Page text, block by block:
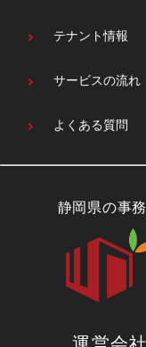
テナント情報
サービスの流れ
よくある質問
静岡県の事